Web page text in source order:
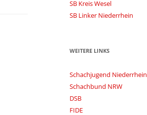
SB Kreis Wesel
SB Linker Niederrhein
WEITERE LINKS
Schachjugend Niederrhein
Schachbund NRW
DSB
FIDE